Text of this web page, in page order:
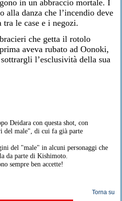
in un abbraccio mortale. I
danza che l’incendio deve
tra le case e i negozi.
che getta il rotolo
aveva rubato ad Oonoki,
l’esclusività della sua
Deidara con questa shot, con
del male", di cui fa già parte
del "male" in alcuni personaggi che
da parte di Kishimoto.
sempre ben accette!
Torna su